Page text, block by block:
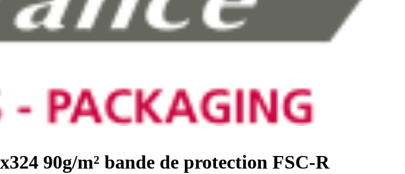
90g/m² bande de protection FSC-R